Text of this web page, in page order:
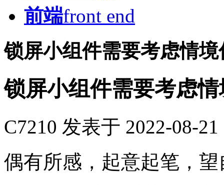
前端front end
锁屏小组件需要考虑情
锁屏小组件需要考虑
C7210 发表于 2022-08-21
偶有所感，起意起笔，